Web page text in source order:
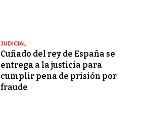
JUDICIAL
Cuñado del rey de España se
entrega a la justicia para
cumplir pena de prisión por
fraude